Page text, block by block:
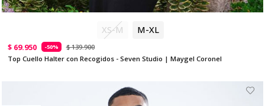
XS-M M-XL
$ 69.950 -50%
$ 139.900
Top Cuello Halter con Recogidos - Seven Studio | Maygel Coronel